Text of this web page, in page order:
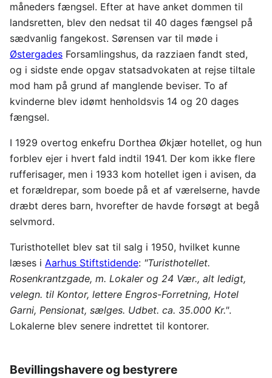
måneders fængsel. Efter at have anket dommen til
landsretten, blev den nedsat til 40 dages fængsel på
sædvanlig fangekost. Sørensen var til møde i
Østergades Forsamlingshus, da razziaen fandt sted,
og i sidste ende opgav statsadvokaten at rejse tiltale
mod ham på grund af manglende beviser. To af
kvinderne blev idømt henholdsvis 14 og 20 dages
fængsel.
I 1929 overtog enkefru Dorthea Økjær hotellet, og hun
forblev ejer i hvert fald indtil 1941. Der kom ikke flere
rufferisager, men i 1933 kom hotellet igen i avisen, da
et forældrepar, som boede på et af værelserne, havde
dræbt deres barn, hvorefter de havde forsøgt at begå
selvmord.
Turisthotellet blev sat til salg i 1950, hvilket kunne
læses i Aarhus Stiftstidende: "Turisthotellet.
Rosenkrantzgade, m. Lokaler og 24 Vær., alt ledigt,
velegn. til Kontor, lettere Engros-Forretning, Hotel
Garni, Pensionat, sælges. Udbet. ca. 35.000 Kr.".
Lokalerne blev senere indrettet til kontorer.
Bevillingshavere og bestyrere